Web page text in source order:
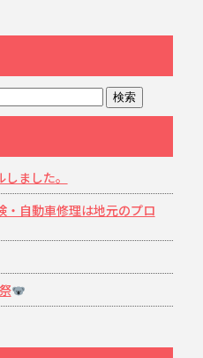
ました。
・自動車修理は地元のプロ